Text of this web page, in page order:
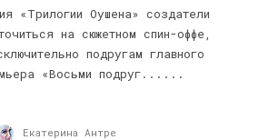
«Трилогии Оушена» создатели
на сюжетном спин-оффе,
подругам главного
«Восьми подруг......
Екатерина Антре